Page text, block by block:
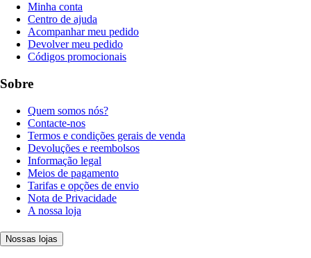
Minha conta
Centro de ajuda
Acompanhar meu pedido
Devolver meu pedido
Códigos promocionais
Sobre
Quem somos nós?
Contacte-nos
Termos e condições gerais de venda
Devoluções e reembolsos
Informação legal
Meios de pagamento
Tarifas e opções de envio
Nota de Privacidade
A nossa loja
Nossas lojas